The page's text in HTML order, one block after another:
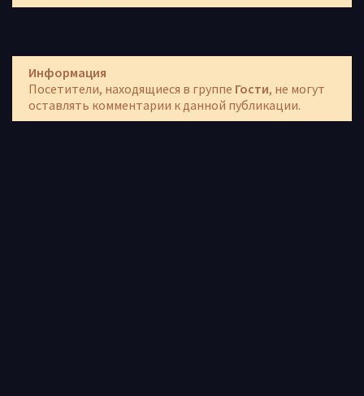
Информация
Посетители, находящиеся в группе Гости, не могут
оставлять комментарии к данной публикации.